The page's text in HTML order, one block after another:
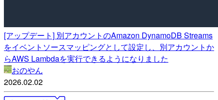
[アップデート] 別アカウントのAmazon DynamoDB Streams
をイベントソースマッピングとして設定し、別アカウントか
らAWS Lambdaを実行できるようになりました
おのやん
2026.02.02